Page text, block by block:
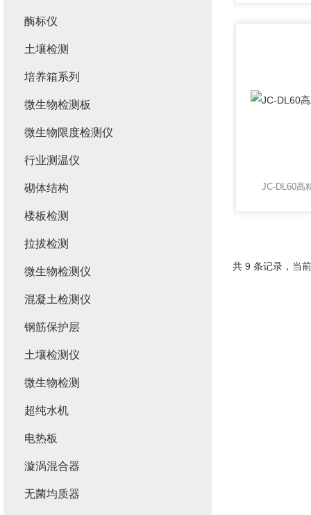
JC-DL60高
共 9 条记录，当
酶标仪
土壤检测
培养箱系列
微生物检测板
微生物限度检测仪
行业测温仪
砌体结构
楼板检测
拉拔检测
微生物检测仪
混凝土检测仪
钢筋保护层
土壤检测仪
微生物检测
超纯水机
电热板
漩涡混合器
无菌均质器